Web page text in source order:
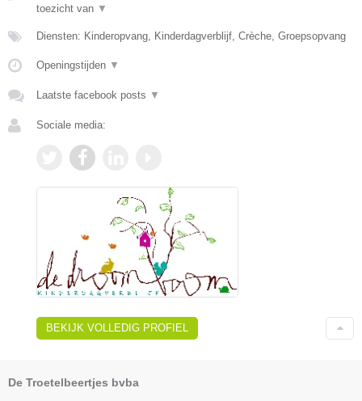
toezicht van ▼
Diensten: Kinderopvang, Kinderdagverblijf, Crèche, Groepsopvang
Openingstijden ▼
Laatste facebook posts ▼
Sociale media:
BEKIJK VOLLEDIG PROFIEL
De Troetelbeertjes bvba